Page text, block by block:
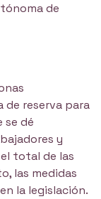
de
de reserva para
se dé
y
total de las
las medidas
la legislación.